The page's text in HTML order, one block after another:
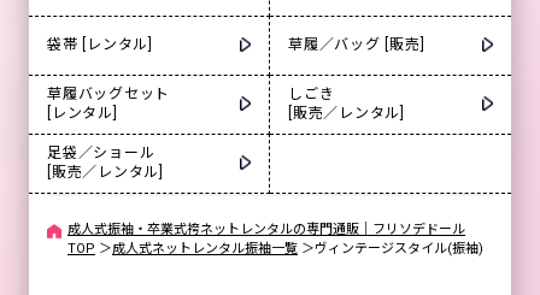
袋帯 [レンタル] 草履／バッグ [販売]
草履バッグセット
[レンタル]
しごき
[販売／レンタル]
足袋／ショール
[販売／レンタル]
成人式振袖・卒業式袴ネットレンタルの専門通販｜フリソデドール
TOP ＞成人式ネットレンタル振袖一覧 ＞ヴィンテージスタイル(振袖)